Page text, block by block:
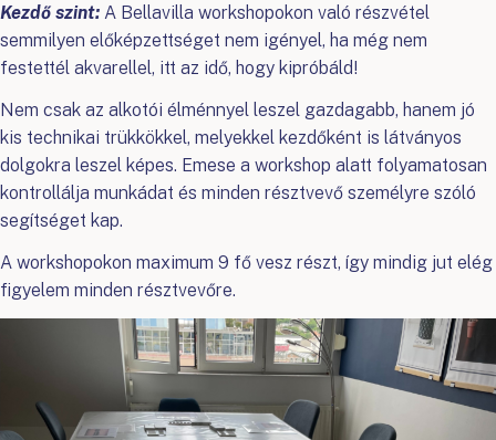
Kezdő szint: A Bellavilla workshopokon való részvétel
semmilyen előképzettséget nem igényel, ha még nem
festettél akvarellel, itt az idő, hogy kipróbáld!
Nem csak az alkotói élménnyel leszel gazdagabb, hanem jó
kis technikai trükkökkel, melyekkel kezdőként is látványos
dolgokra leszel képes. Emese a workshop alatt folyamatosan
kontrollálja munkádat és minden résztvevő személyre szóló
segítséget kap.
A workshopokon maximum 9 fő vesz részt, így mindig jut elég
figyelem minden résztvevőre.